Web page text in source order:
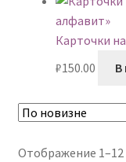
Карточки
₽150.00 В
Отображение 1–12